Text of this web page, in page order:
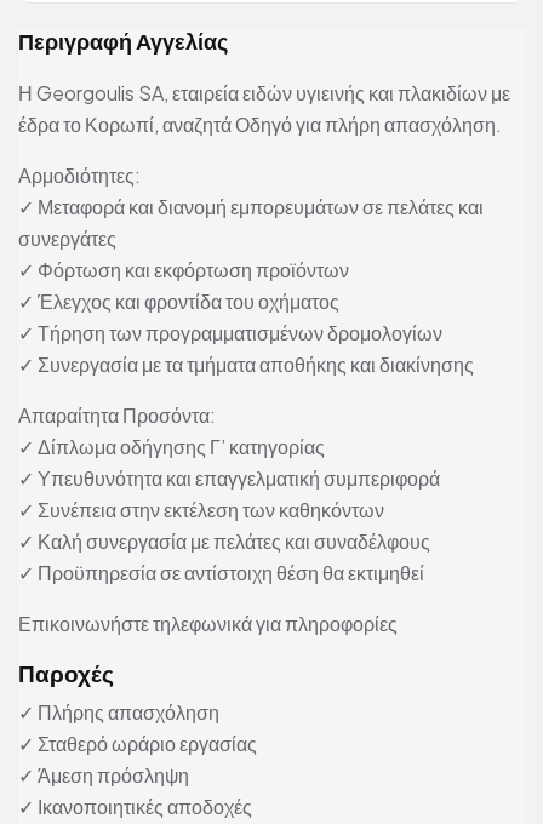
Περιγραφή Αγγελίας
Η Georgoulis SA, εταιρεία ειδών υγιεινής και πλακιδίων με
έδρα το Κορωπί, αναζητά Οδηγό για πλήρη απασχόληση.
Αρμοδιότητες:
✓ Μεταφορά και διανομή εμπορευμάτων σε πελάτες και
συνεργάτες
✓ Φόρτωση και εκφόρτωση προϊόντων
✓ Έλεγχος και φροντίδα του οχήματος
✓ Τήρηση των προγραμματισμένων δρομολογίων
✓ Συνεργασία με τα τμήματα αποθήκης και διακίνησης
Απαραίτητα Προσόντα:
✓ Δίπλωμα οδήγησης Γ’ κατηγορίας
✓ Υπευθυνότητα και επαγγελματική συμπεριφορά
✓ Συνέπεια στην εκτέλεση των καθηκόντων
✓ Καλή συνεργασία με πελάτες και συναδέλφους
✓ Προϋπηρεσία σε αντίστοιχη θέση θα εκτιμηθεί
Επικοινωνήστε τηλεφωνικά για πληροφορίες
Παροχές
✓ Πλήρης απασχόληση
✓ Σταθερό ωράριο εργασίας
✓ Άμεση πρόσληψη
✓ Ικανοποιητικές αποδοχές